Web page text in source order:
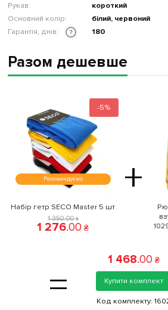
Рукав:
короткий
Основний колір:
білий, червоний
Гарантія, днів:
? 180
Разом дешевше
-5%
Рекомендуємо +
Набір гетр SECO Master 5 шт
1 350.00 ₴
1 276.00 ₴
=
1 468.00 ₴
Купити комплект
Код комплекту: